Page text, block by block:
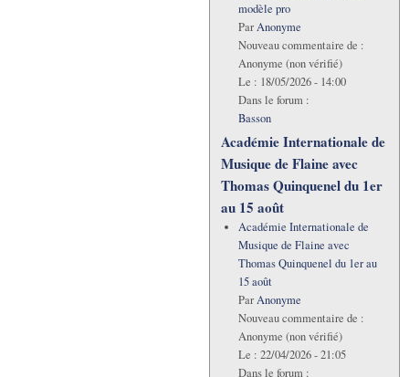
modèle pro
ParAnonyme
Nouveau commentaire de :
Anonyme (non vérifié)
Le : 18/05/2026 - 14:00
Dans le forum :
Basson
Académie Internationale de
Musique de Flaine avec
Thomas Quinquenel du 1er
au 15 août
Académie Internationale de
Musique de Flaine avec
Thomas Quinquenel du 1er au
15 août
ParAnonyme
Nouveau commentaire de :
Anonyme (non vérifié)
Le : 22/04/2026 - 21:05
Dans le forum :